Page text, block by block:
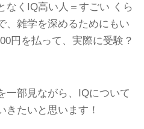
なくIQ高い人＝すごい くら
、雑学を深めるためにもい
円を払って、実際に受験？
一部見ながら、IQについて
きたいと思います！